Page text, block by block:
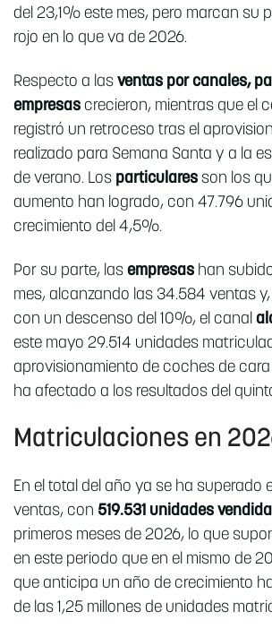
del 23,1% este mes, pero marcan su
rojo en lo que va de 2026.
Respecto a las ventas por canales,
empresas crecieron, mientras que el
registró un retroceso tras el
realizado para Semana Santa y a la
de verano. Los particulares son los
aumento han logrado, con 47.796
crecimiento del 4,5%.
Por su parte, las empresas han
mes, alcanzando las 34.584 ventas
con un descenso del 10%, el canal
este mayo 29.514 unidades
aprovisionamiento de coches de
ha afectado a los resultados del
Matriculaciones en
En el total del año ya se ha superado
ventas, con 519.531 unidades
primeros meses de 2026, lo que
en este periodo que en el mismo de
que anticipa un año de crecimiento
de las 1,25 millones de unidades